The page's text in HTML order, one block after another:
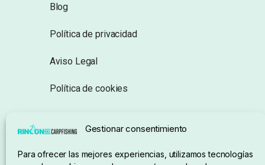
Gestionar consentimiento
Para ofrecer las mejores experiencias, utilizamos tecnologías
Blog
Política de privacidad
Aviso Legal
Política de cookies
Condiciones de compra